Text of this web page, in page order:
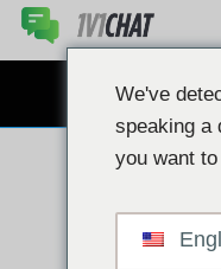
Преминаване
съдържанието
We've
speaking a
you want